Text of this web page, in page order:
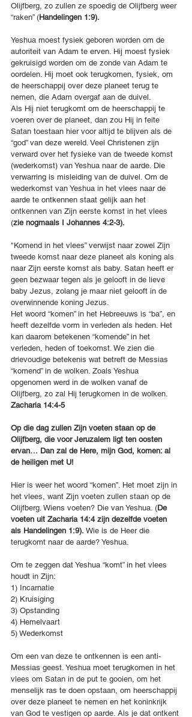
Olijfberg, zo zullen ze spoedig de Olijfberg weer
“raken” (Handelingen 1:9).
Yeshua moest fysiek geboren worden om de
autoriteit van Adam te erven. Hij moest fysiek
gekruisigd worden om de zonde van Adam te
oordelen. Hij moet ook terugkomen, fysiek, om
de heerschappij over deze planeet terug te
nemen, die Adam overgaf aan de duivel.
Als Hij niet terugkomt om de heerschappij te
voeren over de planeet, dan zou Hij in feite
Satan toestaan hier voor altijd te blijven als de
“god” van deze wereld. Veel Christenen zijn
verward over het fysieke van de tweede komst
(wederkomst) van Yeshua naar de aarde. Die
verwarring is misleiding van de duivel. Om de
wederkomst van Yeshua in het vlees naar de
aarde te ontkennen staat gelijk aan het
ontkennen van Zijn eerste komst in het vlees
(zie nogmaals I Johannes 4:2-3).
"Komend in het vlees” verwijst naar zowel Zijn
tweede komst naar deze planeet als koning als
naar Zijn eerste komst als baby. Satan heeft er
geen bezwaar tegen als je gelooft in de lieve
baby Jezus, zolang je maar niet gelooft in de
overwinnende koning Jezus.
Het woord “komen” in het Hebreeuws is “ba”, en
heeft dezelfde vorm in verleden als heden. Het
kan daarom betekenen “komende” in het
verleden, heden of toekomst. We zien die
drievoudige betekenis wat betreft de Messias
“komend” in de wolken. Zoals Yeshua
opgenomen werd in de wolken vanaf de
Olijfberg, zo zal Hij terugkomen in de wolken.
Zacharia 14:4-5
Op die dag zullen Zijn voeten staan op de
Olijfberg, die voor Jeruzalem ligt ten oosten
ervan… Dan zal de Here, mijn God, komen: al
de heiligen met U!
Hier is weer het woord “komen”. Het moet zijn in
het vlees, want Zijn voeten zullen staan op de
Olijfberg. Wiens voeten? Die van Yeshua. (De
voeten uit Zacharia 14:4 zijn dezelfde voeten
als Handelingen 1:9). Wie is de Heer die
terugkomt naar de aarde? Yeshua.
Om te zeggen dat Yeshua “komt” in het vlees
houdt in Zijn:
1) Incarnatie
2) Kruisiging
3) Opstanding
4) Hemelvaart
5) Wederkomst
Om een van deze te ontkennen is een anti-
Messias geest. Yeshua moet terugkomen in het
vlees om Satan in de put te gooien, om het
menselijk ras te doen opstaan, om heerschappij
over deze planeet te nemen en het koninkrijk
van God te vestigen op aarde. Als je dat ontkent